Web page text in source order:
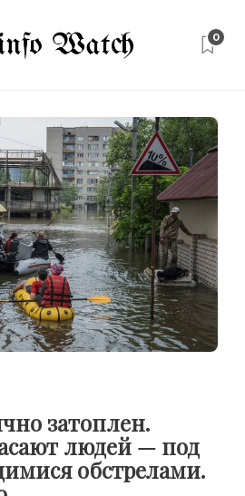
0
затоплен.
людей — под
обстрелами.